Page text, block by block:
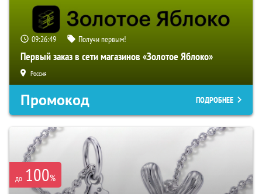
09:26:48 Получи первым!
Первый заказ в сети магазинов «Золотое Яблоко»
Россия
Промокод ПОДРОБНЕЕ
до 100%